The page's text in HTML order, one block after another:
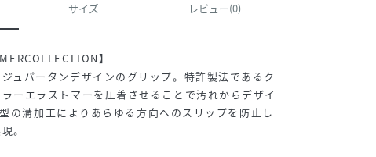
サイズ レビュー(0)
】
ュパータンデザインのグリップ。特許製法であるク
ーエラストマーを圧着させることで汚れからデザイ
の溝加工によりあらゆる方向へのスリップを防止し
。